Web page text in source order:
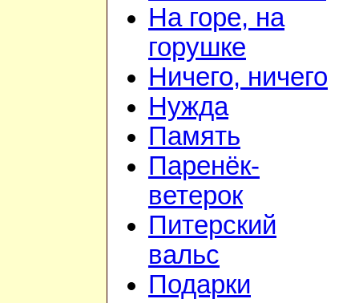
На горе, на
горушке
Ничего, ничего
Нужда
Память
Паренёк-
ветерок
Питерский
вальс
Подарки